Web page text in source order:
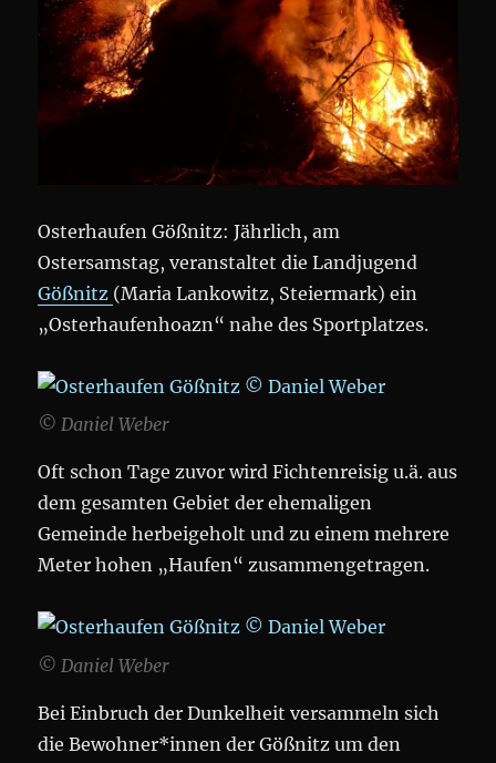
Osterhaufen Gößnitz: Jährlich, am
Ostersamstag, veranstaltet die Landjugend
Gößnitz (Maria Lankowitz, Steiermark) ein
„Osterhaufenhoazn“ nahe des Sportplatzes.
© Daniel Weber
Oft schon Tage zuvor wird Fichtenreisig u.ä. aus
dem gesamten Gebiet der ehemaligen
Gemeinde herbeigeholt und zu einem mehrere
Meter hohen „Haufen“ zusammengetragen.
© Daniel Weber
Bei Einbruch der Dunkelheit versammeln sich
die Bewohner*innen der Gößnitz um den